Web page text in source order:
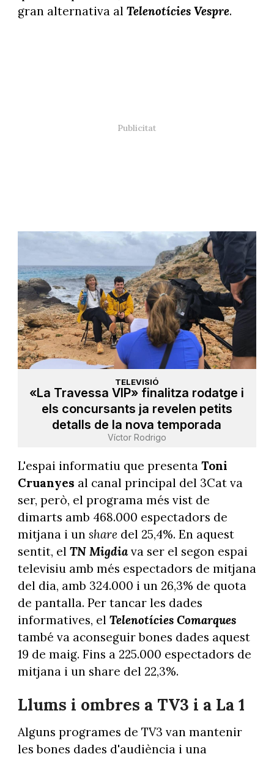
gran alternativa al Telenotícies Vespre.
TELEVISIÓ
«La Travessa VIP» finalitza rodatge i
els concursants ja revelen petits
detalls de la nova temporada
Víctor Rodrigo
L'espai informatiu que presentaToni
Cruanyes al canal principal del 3Cat va
ser, però, el programa més vist de
dimarts amb 468.000 espectadors de
mitjana i unsharedel 25,4%. En aquest
sentit, el TN Migdiava ser el segon espai
televisiu amb més espectadors de mitjana
del dia, amb 324.000 i un 26,3% de quota
de pantalla. Per tancar les dades
informatives, el Telenotícies Comarques
també va aconseguir bones dades aquest
19 de maig. Fins a 225.000 espectadors de
mitjana i un share del 22,3%.
Llums i ombres a TV3 i a La 1
Alguns programes de TV3 van mantenir
les bones dades d'audiència i una